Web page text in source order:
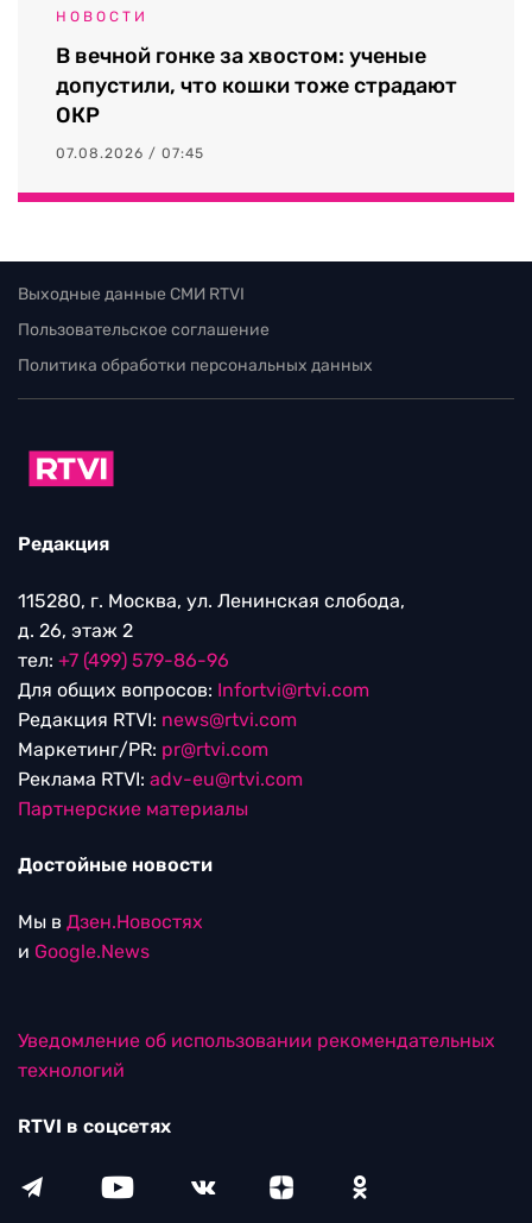
НОВОСТИ
В вечной гонке за хвостом: ученые
допустили, что кошки тоже страдают
ОКР
07.08.2026 / 07:45
Выходные данные СМИ RTVI
Пользовательское соглашение
Политика обработки персональных данных
Редакция
115280, г. Москва, ул. Ленинская слобода,
д. 26, этаж 2
тел: +7 (499) 579-86-96
Для общих вопросов: Infortvi@rtvi.com
Редакция RTVI: news@rtvi.com
Маркетинг/PR: pr@rtvi.com
Реклама RTVI: adv-eu@rtvi.com
Партнерские материалы
Достойные новости
Мы в Дзен.Новостях
и Google.News
Уведомление об использовании рекомендательных
технологий
RTVI в соцсетях